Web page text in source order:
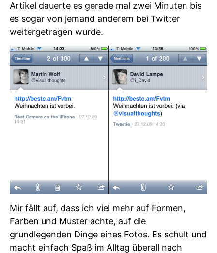
Artikel dauerte es gerade mal zwei Minuten bis
es sogar von jemand anderem bei Twitter
weitergetragen wurde.
Mir fällt auf, dass ich viel mehr auf Formen,
Farben und Muster achte, auf die
grundlegenden Dinge eines Fotos. Es schult und
macht einfach Spaß im Alltag überall nach